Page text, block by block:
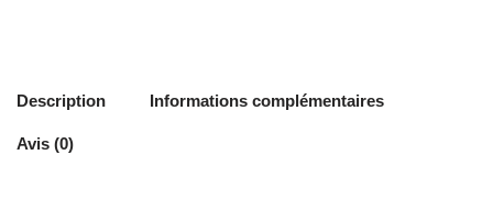
Description Informations complémentaires
Avis (0)